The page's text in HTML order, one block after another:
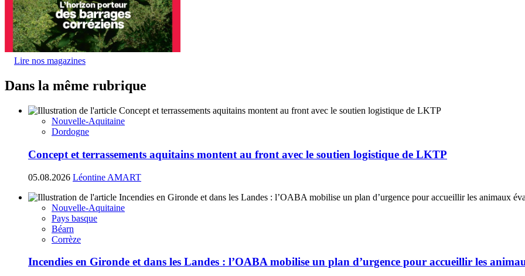
Lire nos magazines
Dans la même rubrique
Nouvelle-Aquitaine
Dordogne
Concept et terrassements aquitains montent au front avec le soutien logistique de LKTP
05.08.2026 Léontine AMART
Nouvelle-Aquitaine
Pays basque
Béarn
Corrèze
Incendies en Gironde et dans les Landes : l’OABA mobilise un plan d’urgence pour accueillir les